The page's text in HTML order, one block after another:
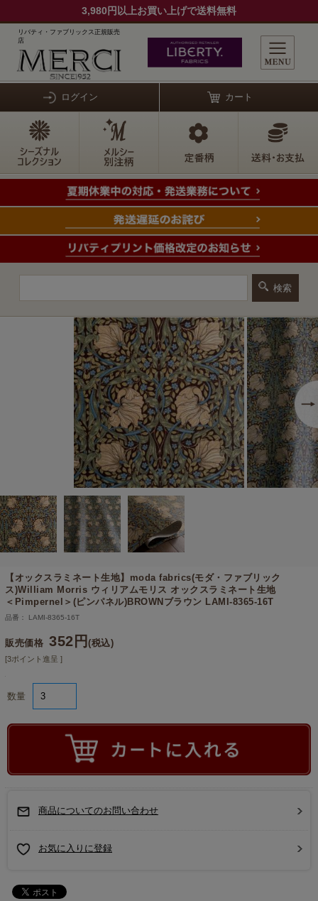
3,980円以上お買い上げで送料無料
リバティ・ファブリックス正規販売
店
ログイン カート
【オックスラミネート生地】 moda fabrics(モダ・ファブリック
ス)William Morris ウィリアムモリス オックスラミネート生地
＜Pimpernel＞(ピンパネル)BROWNブラウン LAMI-8365-16T
品番： LAMI-8365-16T
販売価格 352円(税込)
[3ポイント進呈 ]
数量
商品についてのお問い合わせ
お気に入りに登録